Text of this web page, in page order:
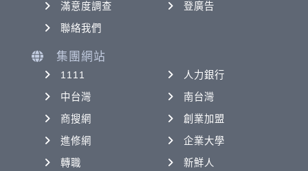
滿意度調查
登廣告
聯絡我們
集團網站
1111
人力銀行
中台灣
南台灣
商搜網
創業加盟
進修網
企業大學
轉職
新鮮人